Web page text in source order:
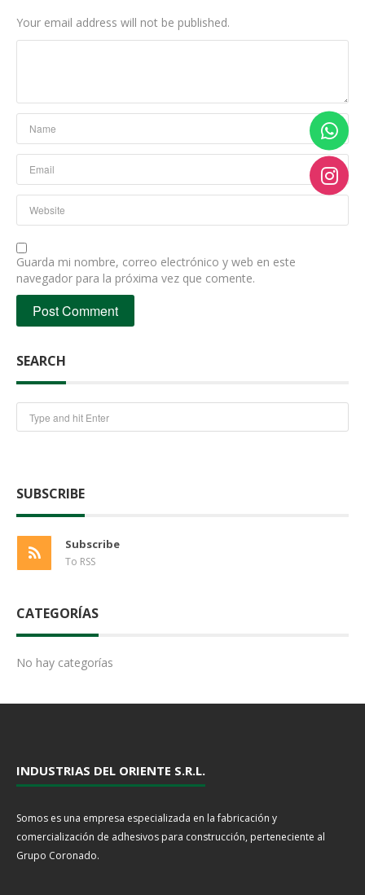
Your email address will not be published.
Guarda mi nombre, correo electrónico y web en este
navegador para la próxima vez que comente.
SEARCH
SUBSCRIBE
Subscribe
To RSS
CATEGORÍAS
No hay categorías
INDUSTRIAS DEL ORIENTE S.R.L.
Somos es una empresa especializada en la fabricación y
comercialización de adhesivos para construcción, perteneciente al
Grupo Coronado.